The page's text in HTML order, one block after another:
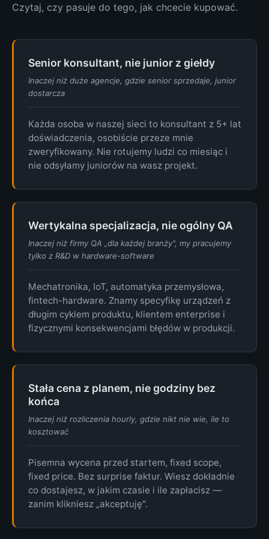
Czytaj, czy pasuje do tego, jak chcecie kupować.
Senior konsultant, nie junior z giełdy
Inaczej niż duże agencje, gdzie senior sprzedaje, junior
dostarcza
Każda osoba w naszej sieci to konsultant z 5+ lat
doświadczenia, osobiście przeze mnie
zweryfikowany. Nie rotujemy ludzi co miesiąc i
nie odsyłamy juniorów na wasz projekt.
Wertykalna specjalizacja, nie ogólny QA
Inaczej niż firmy QA „dla każdej branży", my pracujemy
tylko z R&D w hardware-software
Mechatronika, IoT, automatyka przemysłowa,
fintech-hardware. Znamy specyfikę urządzeń z
długim cyklem produktu, klientem enterprise i
fizycznymi konsekwencjami błędów w produkcji.
Stała cena z planem, nie godziny bez
końca
Inaczej niż rozliczenia hourly, gdzie nikt nie wie, ile to
kosztować
Pisemna wycena przed startem, fixed scope,
fixed price. Bez surprise faktur. Wiesz dokładnie
co dostajesz, w jakim czasie i ile zapłacisz —
zanim klikniesz „akceptuję".